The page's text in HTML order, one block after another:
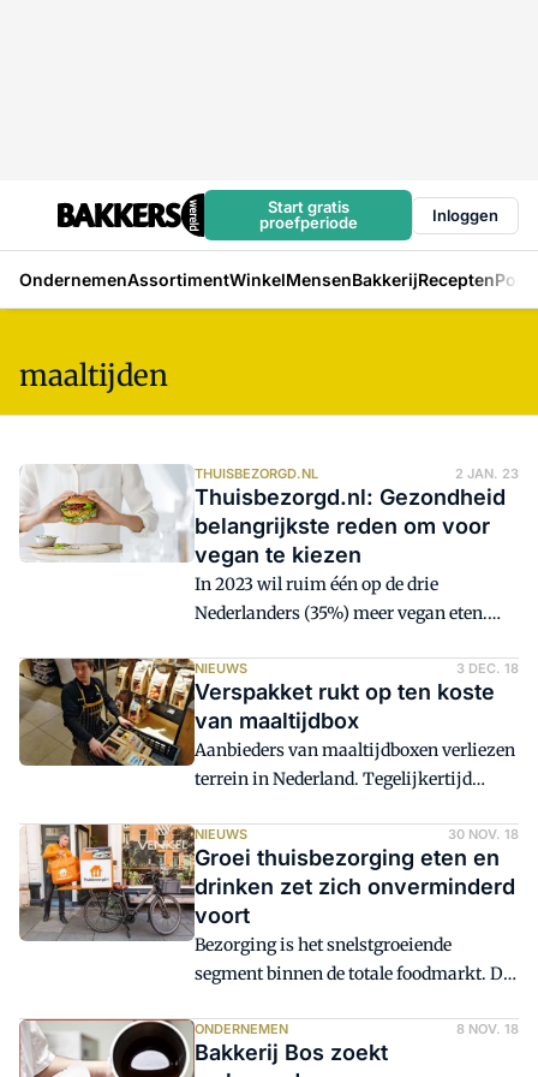
Start gratis
proefperiode
Inloggen
OndernemenAssortimentWinkelMensenBakkerijRecepten
maaltijden
THUISBEZORGD.NL 2 JAN. 23
Thuisbezorgd.nl: Gezondheid
belangrijkste reden om voor
vegan te kiezen
In 2023 wil ruim één op de drie
Nederlanders (35%) meer vegan eten.
goede voornemens is het jaar
daadwerkelijk gestart met een volledig
vegan eetpatroon. Dit blijkt uit
onderzoek in opdracht van
Thuisbezorgd.nl.
NIEUWS 3 DEC. 18
Verspakket rukt op ten koste
van maaltijdbox
Aanbieders van maaltijdboxen verliezen
terrein in Nederland. Tegelijkertijd
in supermarkten hard door.
NIEUWS 30 NOV. 18
Groei thuisbezorging eten en
drinken zet zich onverminderd
voort
Bezorging is het snelstgroeiende
segment binnen de totale foodmarkt. De
met dubbele cijfers en komt naar
schatting uit op €3,2 miljard (+20,1%). In
ONDERNEMEN 8 NOV. 18
Bakkerij Bos zoekt